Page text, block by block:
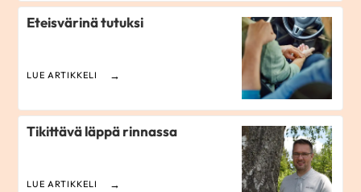
Eteisvärinä tutuksi
LUE ARTIKKELI
Tikittävä läppä rinnassa
LUE ARTIKKELI